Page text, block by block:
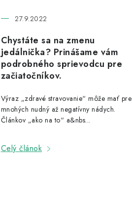
Chystáte sa na zmenu
jedálnička? Prinášame vám
podrobného sprievodcu pre
začiatočníkov.
27.9.2022
Výraz „zdravé stravovanie“ môže mať pre
mnohých nudný až negatívny nádych.
Článkov „ako na to“ a&nbs...
Celý článok